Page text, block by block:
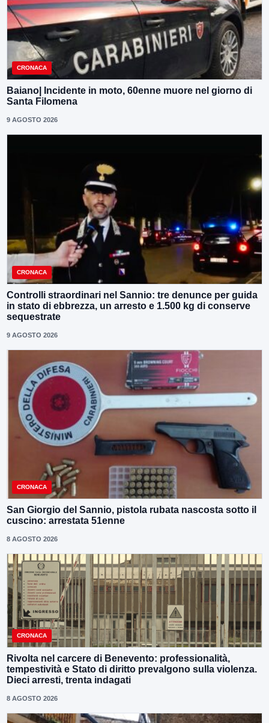
CRONACA
Baiano| Incidente in moto, 60enne muore nel giorno di
Santa Filomena
9 AGOSTO 2026
CRONACA
Controlli straordinari nel Sannio: tre denunce per guida
in stato di ebbrezza, un arresto e 1.500 kg di conserve
sequestrate
9 AGOSTO 2026
CRONACA
San Giorgio del Sannio, pistola rubata nascosta sotto il
cuscino: arrestata 51enne
8 AGOSTO 2026
CRONACA
Rivolta nel carcere di Benevento: professionalità,
tempestività e Stato di diritto prevalgono sulla violenza.
Dieci arresti, trenta indagati
8 AGOSTO 2026